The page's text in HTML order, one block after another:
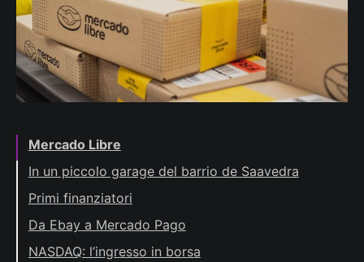
Mercado Libre
In un piccolo garage del barrio de Saavedra
Primi finanziatori
Da Ebay a Mercado Pago
NASDAQ: l’ingresso in borsa